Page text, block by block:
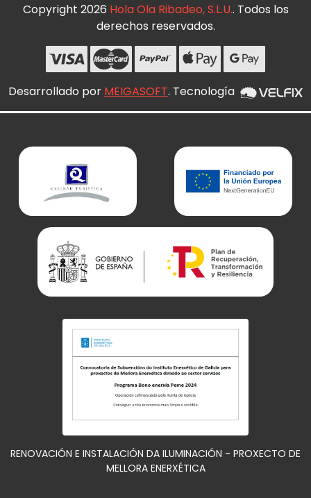
Copyright 2026 Hola Ola Ribadeo, S.L.U.. Todos los
derechos reservados.
Desarrollado por MEIGASOFT. Tecnología
RENOVACIÓN E INSTALACIÓN DA ILUMINACIÓN - PROXECTO DE
MELLORA ENERXÉTICA